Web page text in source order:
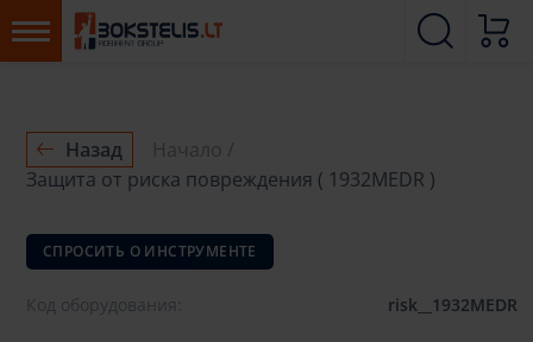
Назад
Начало
Защита от риска повреждения ( 1932MEDR )
СПРОСИТЬ О ИНСТРУМЕНТЕ
Код оборудования: risk__1932MEDR